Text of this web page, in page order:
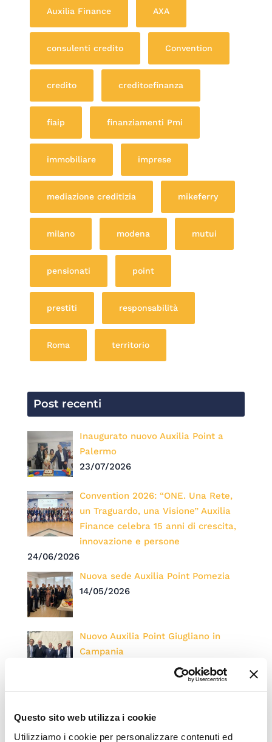
Questo sito web utilizza i cookie
Utilizziamo i cookie per personalizzare contenuti ed
Auxilia Finance AXA
consulenti credito Convention
credito creditoefinanza
fiaip finanziamenti Pmi
immobiliare imprese
mediazione creditizia mikeferry
milano modena mutui
pensionati point
prestiti responsabilità
Roma territorio
Post recenti
Inaugurato nuovo Auxilia Point a
Palermo
23/07/2026
Convention 2026: “ONE. Una Rete,
un Traguardo, una Visione” Auxilia
Finance celebra 15 anni di crescita,
innovazione e persone
24/06/2026
Nuova sede Auxilia Point Pomezia
14/05/2026
Nuovo Auxilia Point Giugliano in
Campania
Auxilia Finance e BNL BNP Paribas a